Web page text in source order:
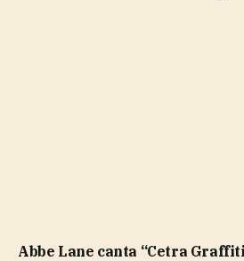
Abbe Lane canta “Cetra